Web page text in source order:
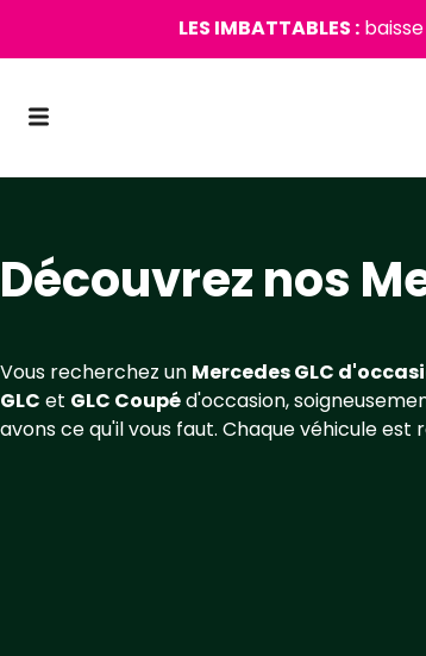
LES IMBATTABLES :
Découvrez nos
Vous recherchez un Mercedes GLC
GLC et GLC Coupéd'occasion,
avons ce qu'il vous faut. Chaque véhicule